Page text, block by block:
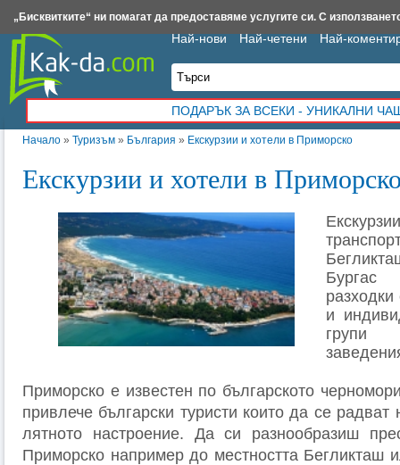
Начало » Туризъм » България » Екскурзии и хотели в Приморско
Екскурзии и хотели в
разходки
и
групи
Приморско е известен по българското
привлече български туристи които да се
лятното настроение. Да си разнообразиш
Приморско например до местността Бегликташ
Най-нови Най-четени Най-
ПОДАРЪК ЗА ВСЕКИ - УНИКАЛНИ
Insert.bg Framar.bg Kak-da.com Iztochnik.com BauBau.bg NewAge.bg
„Бисквитките“ ни помагат да предоставяме услугите си. С